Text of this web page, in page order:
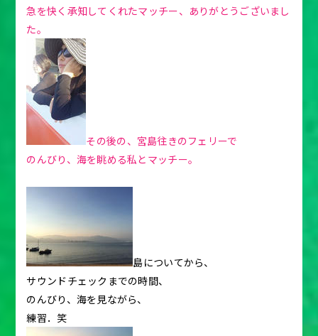
急を快く承知してくれたマッチー、ありがとうございまし
た。
その後の、宮島往きのフェリーで
のんびり、海を眺める私とマッチー。
島についてから、
サウンドチェックまでの時間、
のんびり、海を見ながら、
練習．笑